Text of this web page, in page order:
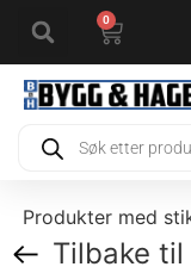
0
Produkter med
Tilbake